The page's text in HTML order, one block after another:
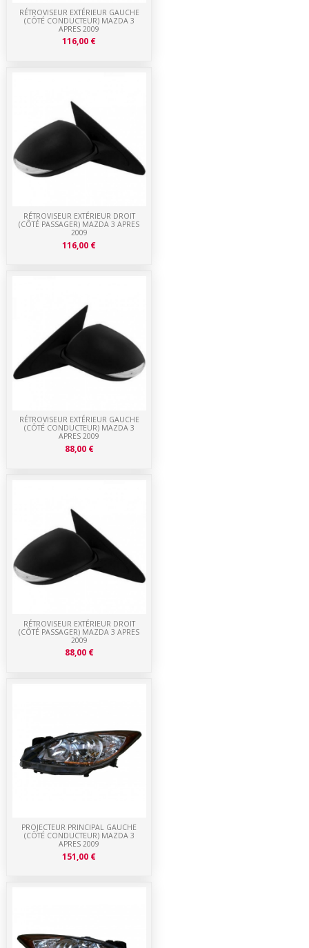
PROJECTEUR PRINCIPAL GAUCHE
(CÔTÉ CONDUCTEUR) MAZDA 3
APRES 2009
151,00 €
RÉTROVISEUR EXTÉRIEUR DROIT
(CÔTÉ PASSAGER) MAZDA 3 APRES
2009
88,00 €
RÉTROVISEUR EXTÉRIEUR GAUCHE
(CÔTÉ CONDUCTEUR) MAZDA 3
APRES 2009
88,00 €
RÉTROVISEUR EXTÉRIEUR DROIT
(CÔTÉ PASSAGER) MAZDA 3 APRES
2009
116,00 €
RÉTROVISEUR EXTÉRIEUR GAUCHE
(CÔTÉ CONDUCTEUR) MAZDA 3
APRES 2009
116,00 €